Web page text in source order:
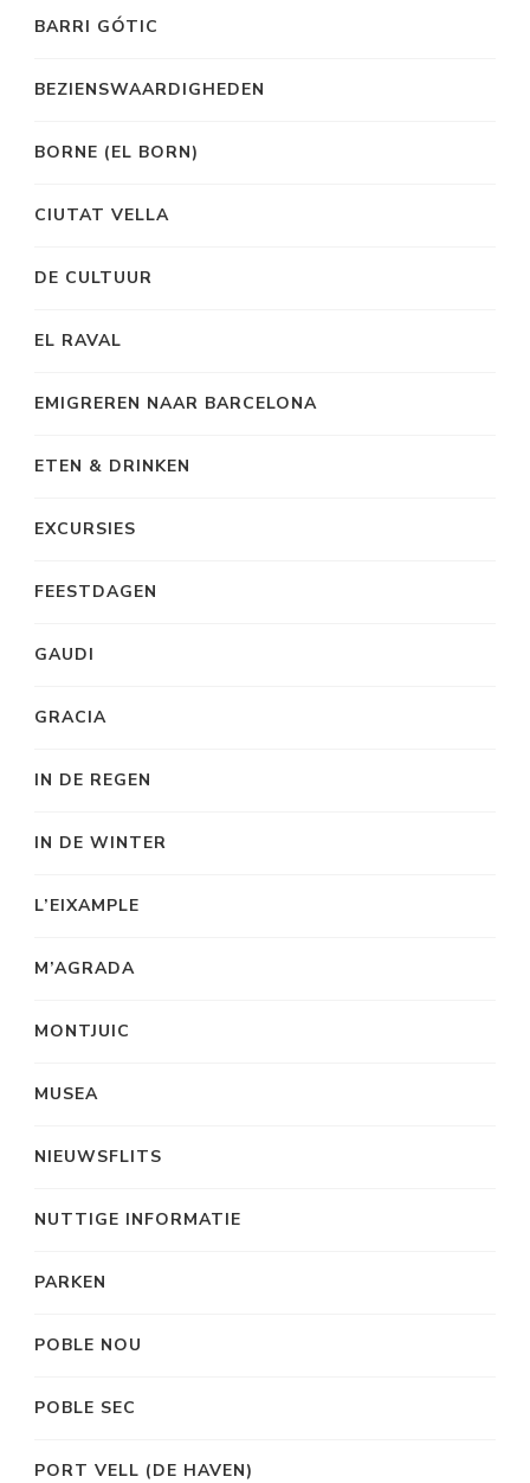
BARRI GÓTIC
BEZIENSWAARDIGHEDEN
BORNE (EL BORN)
CIUTAT VELLA
DE CULTUUR
EL RAVAL
EMIGREREN NAAR BARCELONA
ETEN & DRINKEN
EXCURSIES
FEESTDAGEN
GAUDI
GRACIA
IN DE REGEN
IN DE WINTER
L’EIXAMPLE
M’AGRADA
MONTJUIC
MUSEA
NIEUWSFLITS
NUTTIGE INFORMATIE
PARKEN
POBLE NOU
POBLE SEC
PORT VELL (DE HAVEN)